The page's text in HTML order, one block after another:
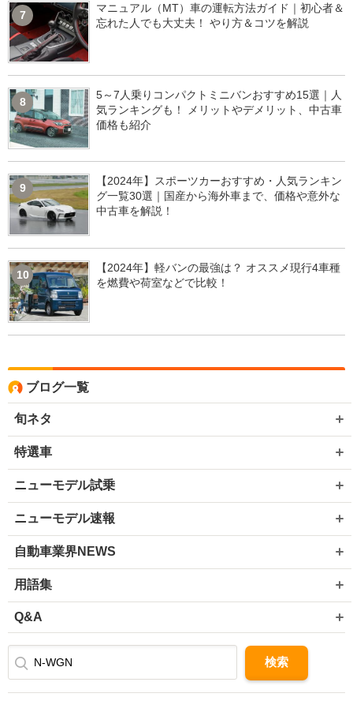
7
マニュアル（MT）車の運転方法ガイド｜初心者＆
忘れた人でも大丈夫！ やり方＆コツを解説
8
5～7人乗りコンパクトミニバンおすすめ15選｜人
気ランキングも！ メリットやデメリット、中古車
価格も紹介
9
【2024年】スポーツカーおすすめ・人気ランキン
グ一覧30選｜国産から海外車まで、価格や意外な
中古車を解説！
10
【2024年】軽バンの最強は？ オススメ現行4車種
を燃費や荷室などで比較！
ブログ一覧
旬ネタ
特選車
ニューモデル試乗
ニューモデル速報
自動車業界NEWS
用語集
Q&A